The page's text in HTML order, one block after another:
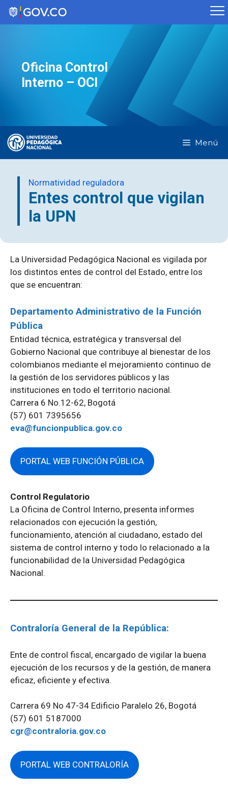
Saltar
Oficina Control
Interno – OCI
Menú
Normatividad reguladora
Entes control que vigilan
la UPN
La Universidad Pedagógica Nacional es vigilada por
los distintos entes de control del Estado, entre los
que se encuentran:
Departamento Administrativo de la Función
Pública
Entidad técnica, estratégica y transversal del
Gobierno Nacional que contribuye al bienestar de los
colombianos mediante el mejoramiento continuo de
la gestión de los servidores públicos y las
instituciones en todo el territorio nacional.
Carrera 6 No.12-62, Bogotá
(57) 601 7395656
eva@funcionpublica.gov.co
PORTAL WEB FUNCIÓN PÚBLICA
Control Regulatorio
La Oficina de Control Interno, presenta informes
relacionados con ejecución la gestión,
funcionamiento, atención al ciudadano, estado del
sistema de control interno y todo lo relacionado a la
funcionabilidad de la Universidad Pedagógica
Nacional.
Contraloría General de la República:
Ente de control fiscal, encargado de vigilar la buena
ejecución de los recursos y de la gestión, de manera
eficaz, eficiente y efectiva.
Carrera 69 No 47-34 Edificio Paralelo 26, Bogotá
(57) 601 5187000
cgr@contraloria.gov.co
PORTAL WEB CONTRALORÍA